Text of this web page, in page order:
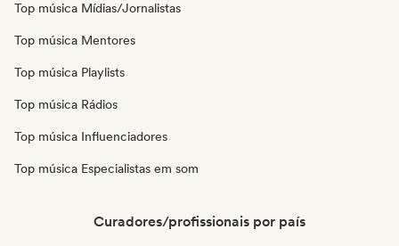
Top música Mídias/Jornalistas
Top música Mentores
Top música Playlists
Top música Rádios
Top música Influenciadores
Top música Especialistas em som
Curadores/profissionais por país